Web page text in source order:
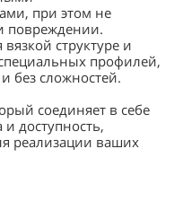
при этом не
повреждении.
структуре и
профилей,
без сложностей.
соединяет в себе
доступность,
реализации ваших